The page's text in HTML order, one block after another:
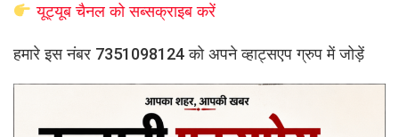
यूट्यूब चैनल को सब्सक्राइब करें
हमारे इस नंबर 7351098124 को अपने व्हाट्सएप ग्रुप में जोड़ें